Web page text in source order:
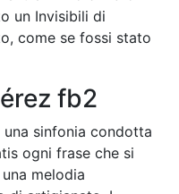
un Invisibili di
come se fossi stato
fb2
sinfonia condotta
ogni frase che si
melodia